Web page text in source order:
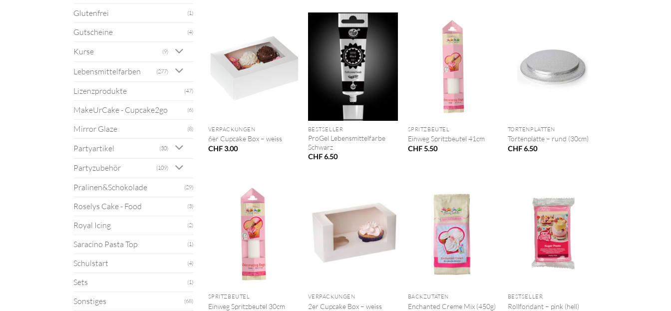
Glutenfrei (1)
Gutscheine (4)
Kurse (9)
Lebensmittelfarben (277)
Lizenzprodukte (47)
MakeUrCake - Cupcake2go (6)
Mirror Glaze (8)
Partyartikel (30)
Partyzubehör (109)
Pralinen&Schokolade (29)
Roselys Cake - Food (3)
Royal Icing (2)
Saracino Pasta Top (1)
Schulstart (4)
Sets (1)
Sonstiges (68)
VERPACKUNGEN
6er Cupcake Box – weiss
CHF3.00
BESTSELLER
ProGel Lebensmittelfarbe
Schwarz
CHF6.50
SPRITZBEUTEL
Einweg Spritzbeutel 41cm
CHF5.50
TORTENPLATTEN
Tortenplatte – rund (30cm)
CHF6.50
SPRITZBEUTEL
Einweg Spritzbeutel 30cm
VERPACKUNGEN
2er Cupcake Box – weiss
BACKZUTATEN
Enchanted Creme Mix (450g)
BESTSELLER
Rollfondant – pink (hell)